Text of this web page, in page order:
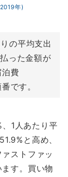
年)
の平均支出
った金額が
費
です。
1人あたり平
と高め、
ストファッ
す。買い物